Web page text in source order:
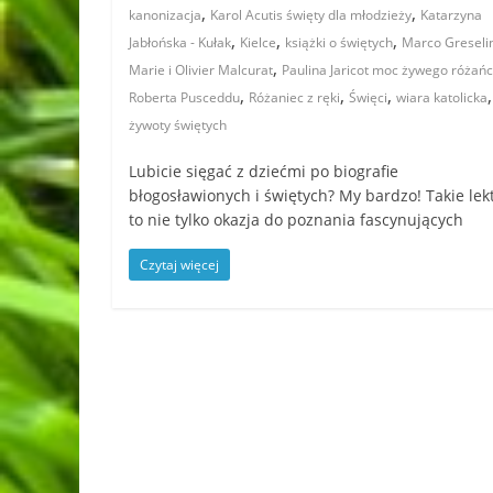
kanonizacja, Karol Acutis święty dla młodzieży, Katarzyna
Jabłońska - Kułak, Kielce, książki o świętych, Marco
Marie i Olivier Malcurat, Paulina Jaricot moc żywego
Roberta Pusceddu, Różaniec z ręki, Święci, wiara katolicka,
żywoty świętych
Lubicie sięgać z dziećmi po biografie
błogosławionych i świętych? My bardzo! Takie
to nie tylko okazja do poznania fascynujących
Czytaj więcej